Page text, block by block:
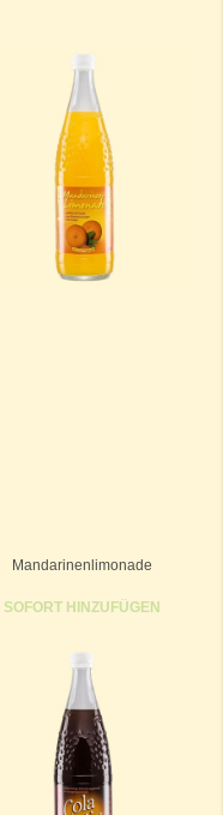
Mandarinenlimonade
SOFORT HINZUFÜGEN